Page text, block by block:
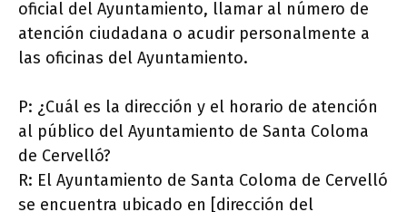
oficial del Ayuntamiento, llamar al número de
atención ciudadana o acudir personalmente a
las oficinas del Ayuntamiento.
P: ¿Cuál es la dirección y el horario de atención
al público del Ayuntamiento de Santa Coloma
de Cervelló?
R: El Ayuntamiento de Santa Coloma de Cervelló
se encuentra ubicado en [dirección del